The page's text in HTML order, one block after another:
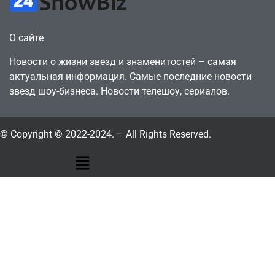
О сайте
Новости о жизни звезд и знаменитостей – самая
актуальная информация. Самые последние новости
звезд шоу-бизнеса. Новости телешоу, сериалов.
© Copyright © 2022-2024. – All Rights Reserved.